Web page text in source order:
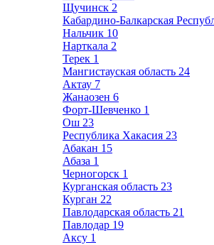
Щучинск 2
Кабардино-Балкарская
Нальчик 10
Нарткала 2
Терек 1
Мангистауская область 24
Актау 7
Жанаозен 6
Форт-Шевченко 1
Ош 23
Республика Хакасия 23
Абакан 15
Абаза 1
Черногорск 1
Курганская область 23
Курган 22
Павлодарская область 21
Павлодар 19
Аксу 1